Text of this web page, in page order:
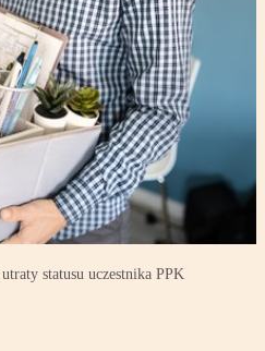
statusu uczestnika PPK